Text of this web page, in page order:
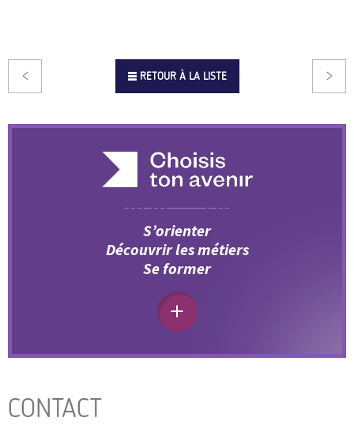
RETOUR À LA LISTE
S’orienter
Découvrir les métiers
Se former
CONTACT